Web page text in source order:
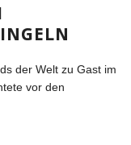
der Welt zu Gast im
vor den